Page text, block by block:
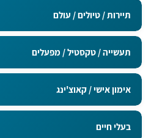
תיירות / טיולים / עולם
תעשייה / טקסטיל / מפעלים
אימון אישי / קאוצ'ינג
בעלי חיים